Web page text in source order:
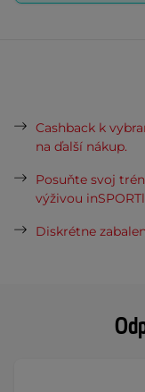
Cashback k
na ďalší nákup.
Posuňte svoj
výživou
Diskrétne